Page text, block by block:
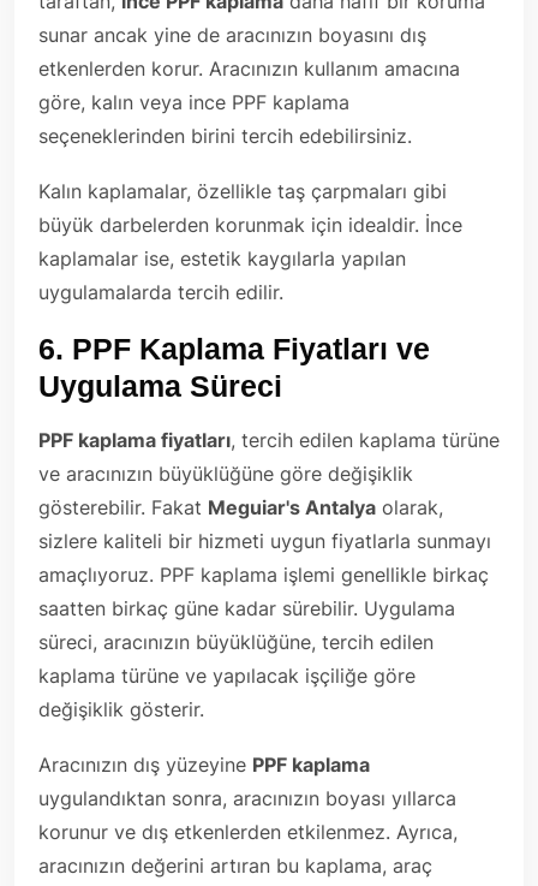
sunar ancak yine de aracınızın boyasını dış
etkenlerden korur. Aracınızın kullanım amacına
göre, kalın veya ince PPF kaplama
seçeneklerinden birini tercih edebilirsiniz.
Kalın kaplamalar, özellikle taş çarpmaları gibi
büyük darbelerden korunmak için idealdir. İnce
kaplamalar ise, estetik kaygılarla yapılan
uygulamalarda tercih edilir.
6. PPF Kaplama Fiyatları ve
Uygulama Süreci
PPF kaplama fiyatları, tercih edilen kaplama türüne
ve aracınızın büyüklüğüne göre değişiklik
gösterebilir. Fakat Meguiar's Antalya olarak,
sizlere kaliteli bir hizmeti uygun fiyatlarla sunmayı
amaçlıyoruz. PPF kaplama işlemi genellikle birkaç
saatten birkaç güne kadar sürebilir. Uygulama
süreci, aracınızın büyüklüğüne, tercih edilen
kaplama türüne ve yapılacak işçiliğe göre
değişiklik gösterir.
Aracınızın dış yüzeyine PPF kaplama
uygulandıktan sonra, aracınızın boyası yıllarca
korunur ve dış etkenlerden etkilenmez. Ayrıca,
aracınızın değerini artıran bu kaplama, araç